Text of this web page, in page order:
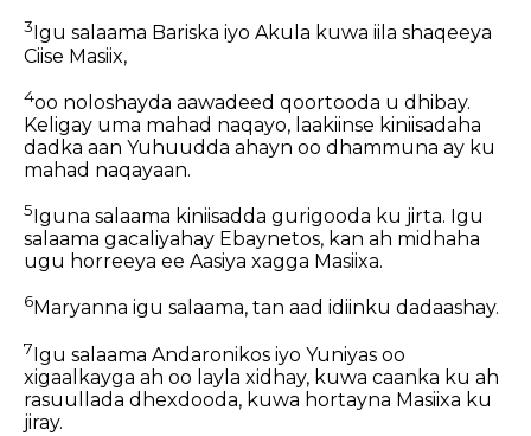
3 Igu salaama Bariska iyo Akula kuwa iila shaqeeya
Ciise Masiix,
4oo noloshayda aawadeed qoortooda u dhibay.
Keligay uma mahad naqayo, laakiinse kiniisadaha
dadka aan Yuhuudda ahayn oo dhammuna ay ku
mahad naqayaan.
5 Iguna salaama kiniisadda gurigooda ku jirta. Igu
salaama gacaliyahay Ebaynetos, kan ah midhaha
ugu horreeya ee Aasiya xagga Masiixa.
6Maryanna igu salaama, tan aad idiinku dadaashay.
7Igu salaama Andaronikos iyo Yuniyas oo
xigaalkayga ah oo layla xidhay, kuwa caanka ku ah
rasuullada dhexdooda, kuwa hortayna Masiixa ku
jiray.